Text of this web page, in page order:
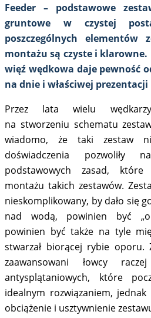
Feeder – podstawowe
gruntowe w czystej
poszczególnych elementów
montażu są czyste i
więź wędkowa daje pewność
na dnie i właściwej
Przez lata wielu
na stworzeniu schematu
wiadomo, że taki zestaw
doświadczenia pozwoliły
podstawowych zasad,
montażu takich zestawów.
nieskomplikowany, by dało się
nad wodą, powinien być
powinien być także na tyle
stwarzał biorącej rybie oporu.
zaawansowani łowcy
antysplątaniowych, które
idealnym rozwiązaniem,
obciążenie i usztywnienie